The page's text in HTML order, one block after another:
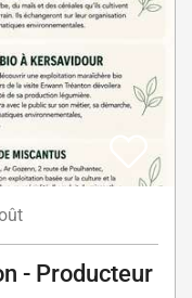
- Producteur